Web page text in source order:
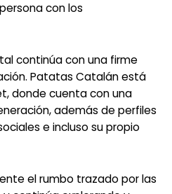
con los
continúa con una firme
Patatas Catalán está
donde cuenta con una
además de perfiles
e incluso su propio
el rumbo trazado por las